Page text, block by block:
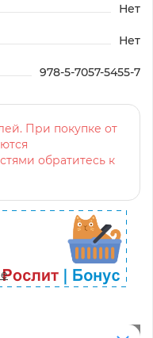
Нет
Нет
978-5-7057-5455-7
При покупке от
обратитесь к